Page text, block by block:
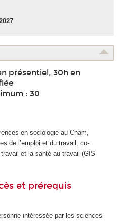
présentiel, 30h en
: 30
en sociologie au Cnam,
de l’emploi et du travail, co-
et la santé au travail (GIS
et prérequis
intéressée par les sciences